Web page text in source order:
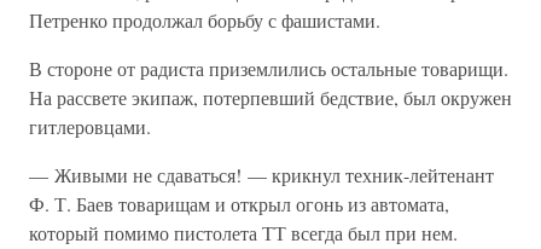
Петренко продолжал борьбу с фашистами.
В стороне от радиста приземлились остальные товарищи.
На рассвете экипаж, потерпевший бедствие, был окружен
гитлеровцами.
— Живыми не сдаваться! — крикнул техник-лейтенант
Ф. Т. Баев товарищам и открыл огонь из автомата,
который помимо пистолета ТТ всегда был при нем.